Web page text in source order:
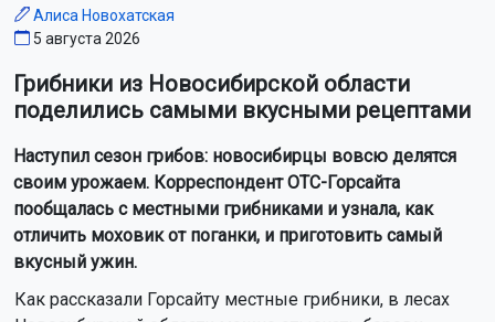
Алиса Новохатская
5 августа 2026
Грибники из Новосибирской области
поделились самыми вкусными рецептами
Наступил сезон грибов: новосибирцы вовсю делятся
своим урожаем. Корреспондент ОТС-Горсайта
пообщалась с местными грибниками и узнала, как
отличить моховик от поганки, и приготовить самый
вкусный ужин.
Как рассказали Горсайту местные грибники, в лесах